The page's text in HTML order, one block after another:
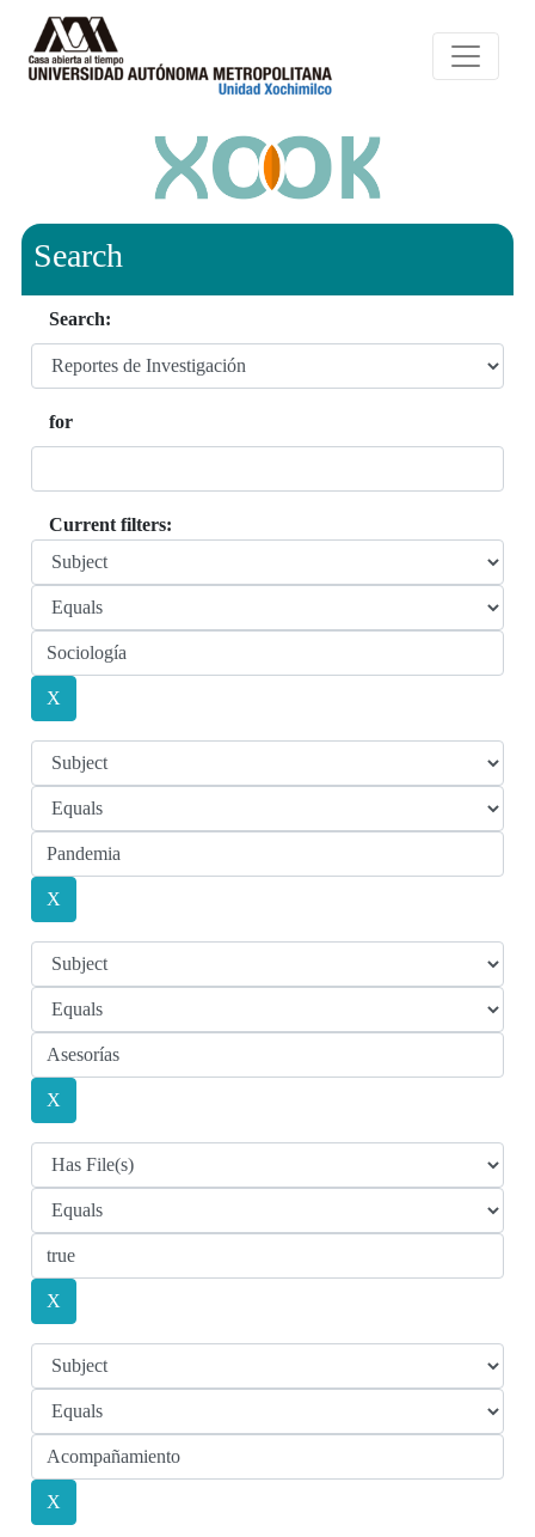
Search
Search:
for
Current filters: